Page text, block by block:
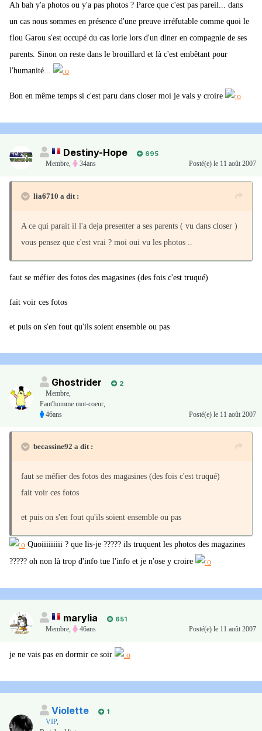
Ah bah y'a photos ou y'a pas photos ? Parce que c'est pas pareil... dans
un cas nous sommes en présence d'une preuve irréfutable comme quoi le
flou Garou s'est occupé du cas lorie lors d'un diner en compagnie de ses
parents. Sinon on reste dans le brouillard et là c'est embêtant pour
l'humanité...
Bon en même temps si c'est paru dans closer moi je vais y croire
Destiny-Hope
695
Membre, 34ans Posté(e) le 11 août 2007
lia6710 a dit :
A ce qui parait il l'a deja presenter a ses parents ( vu dans closer )
vous pensez que c'est vrai ? moi oui vu les photos ..
faut se méfier des fotos des magasines (des fois c'est truqué)
fait voir ces fotos
et puis on s'en fout qu'ils soient ensemble ou pas
Ghostrider
2
Membre,
Fant'homme mot-coeur,
46ans
Posté(e) le 11 août 2007
becassine92 a dit :
faut se méfier des fotos des magasines (des fois c'est truqué)
fait voir ces fotos
et puis on s'en fout qu'ils soient ensemble ou pas
Quoiiiiiiiii ? que lis-je ????? ils truquent les photos des magazines
????? oh non là trop d'info tue l'info et je n'ose y croire
marylia
651
Membre, 46ans Posté(e) le 11 août 2007
je ne vais pas en dormir ce soir
Violette
1
VIP,